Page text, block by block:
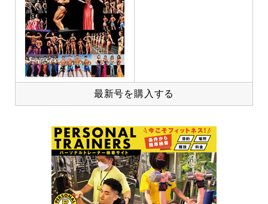
最新号を購入する